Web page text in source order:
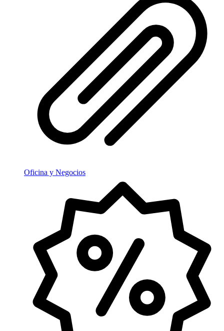
Oficina y Negocios